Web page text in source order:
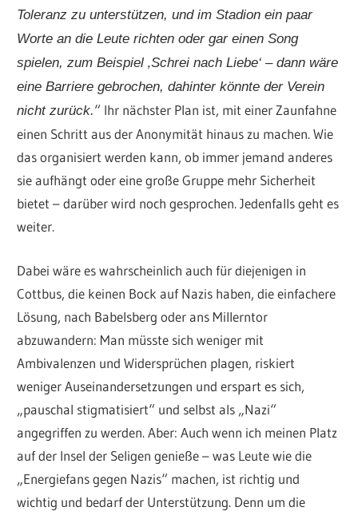
Toleranz zu unterstützen, und im Stadion ein paar
Worte an die Leute richten oder gar einen Song
spielen, zum Beispiel ‚Schrei nach Liebe‘ – dann wäre
eine Barriere gebrochen, dahinter könnte der Verein
nicht zurück.“ Ihr nächster Plan ist, mit einer Zaunfahne
einen Schritt aus der Anonymität hinaus zu machen. Wie
das organisiert werden kann, ob immer jemand anderes
sie aufhängt oder eine große Gruppe mehr Sicherheit
bietet – darüber wird noch gesprochen. Jedenfalls geht es
weiter.
Dabei wäre es wahrscheinlich auch für diejenigen in
Cottbus, die keinen Bock auf Nazis haben, die einfachere
Lösung, nach Babelsberg oder ans Millerntor
abzuwandern: Man müsste sich weniger mit
Ambivalenzen und Widersprüchen plagen, riskiert
weniger Auseinandersetzungen und erspart es sich,
„pauschal stigmatisiert“ und selbst als „Nazi“
angegriffen zu werden. Aber: Auch wenn ich meinen Platz
auf der Insel der Seligen genieße – was Leute wie die
„Energiefans gegen Nazis“ machen, ist richtig und
wichtig und bedarf der Unterstützung. Denn um die